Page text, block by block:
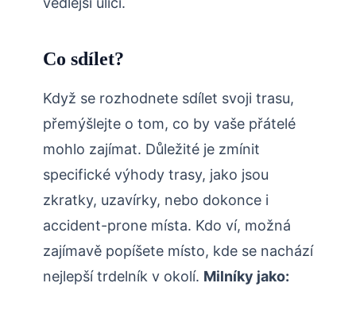
Co sdílet?
Když se rozhodnete sdílet svoji trasu,
přemýšlejte o tom, co by vaše přátelé
mohlo zajímat. Důležité je zmínit
specifické výhody trasy, jako jsou
zkratky, uzavírky, nebo dokonce i
accident-prone místa. Kdo ví, možná
zajímavě popíšete místo, kde se nachází
nejlepší trdelník v okolí. Milníky jako: